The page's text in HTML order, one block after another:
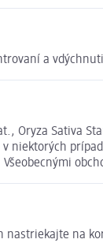
a
Oryza Sativa
niektorých
na